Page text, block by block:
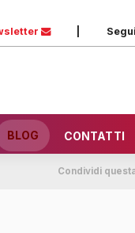
BLOG CONTATTI
Condividi